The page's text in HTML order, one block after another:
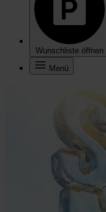
Wunschliste öffnen
Menü